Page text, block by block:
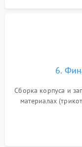
6.
Сборка корпуса и
материалах
ровности среза,
отсутствия